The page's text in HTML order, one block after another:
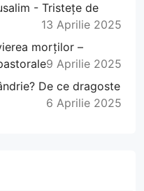
- Tristețe de
13 Aprilie 2025
morților –
9 Aprilie 2025
De ce dragoste
6 Aprilie 2025